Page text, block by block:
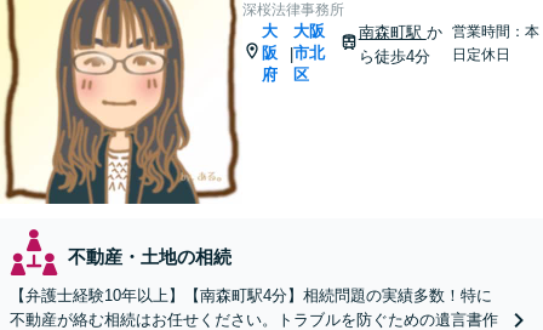
深桜法律事務所
大
阪
府
|
大阪
市北
区
南森町駅 か
ら徒歩4分
営業時間：本
日定休日
不動産・土地の相続
【弁護士経験10年以上】【南森町駅4分】相続問題の実績多数！特に
不動産が絡む相続はお任せください。トラブルを防ぐための遺言書作